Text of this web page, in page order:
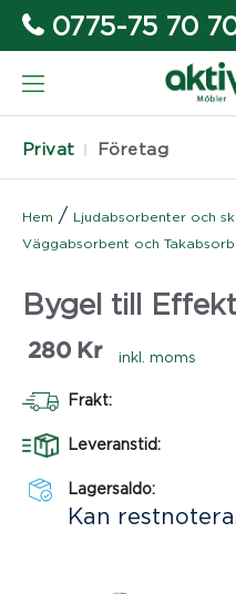
0775-75 70
Privat Företag
Hem / Ljudabsorbenter och
Väggabsorbent och
Bygel till
280 Kr inkl. moms
Frakt:
Leveranstid:
Lagersaldo:
Kan